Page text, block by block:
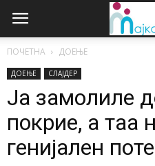
ПОЧЕТНА ДОЕЊЕ
ДОЕЊЕ СЛАЈДЕР
Ја замолиле
покрие, а таа
генијален